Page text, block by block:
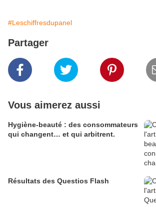
#Leschiffresdupanel
Partager
Vous aimerez aussi
Hygiène-beauté : des consommateurs
qui changent… et qui arbitrent.
Résultats des Questios Flash